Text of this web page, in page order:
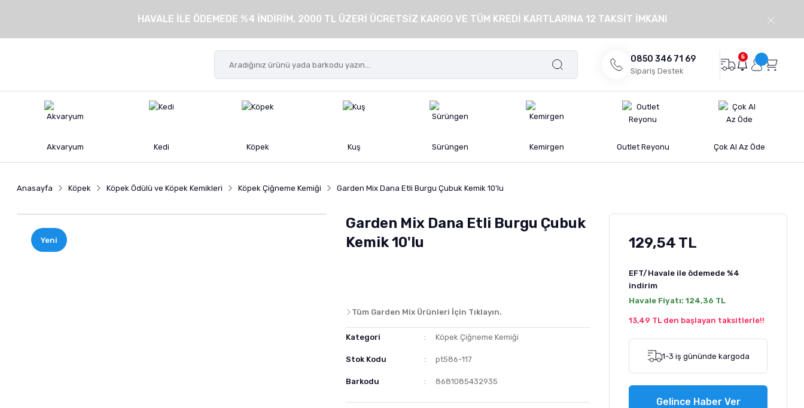
HAVALE İLE ÖDEMEDE %4 İNDİRİM, 2000 TL ÜZERİ ÜCRETSİZ KARGO VE TÜM KREDİ KARTLARINA 12 TAKSİT İMKANI
0850 346 71 69
Sipariş Destek
5
Akvaryum Kedi Köpek Kuş Sürüngen Kemirgen Outlet Reyonu Çok Al Az Öde
Anasayfa Köpek Köpek Ödülü ve Köpek Kemikleri Köpek Çiğneme Kemiği Garden Mix Dana Etli Burgu Çubuk Kemik 10'lu
Yeni
Garden Mix Dana Etli Burgu Çubuk
Kemik 10'lu
Tüm Garden Mix Ürünleri İçin Tıklayın.
Kategori Köpek Çiğneme Kemiği
Stok Kodu pt586-117
Barkodu 8681085432935
129,54 TL
EFT/Havale ile ödemede %4
indirim
Havale Fiyatı: 124,36 TL
13,49 TL den başlayan taksitlerle!!
1-3 iş gününde kargoda
Gelince Haber Ver